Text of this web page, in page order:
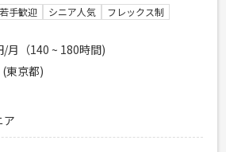
ームタイトルにおけるプランナー経験
ムタイトル経験の場合は相応の経験
ービスの開発経験4年以上
経験1年以上
若手歓迎 シニア人気 フレックス制
/月（140 ~ 180時間)
東京都)
ア